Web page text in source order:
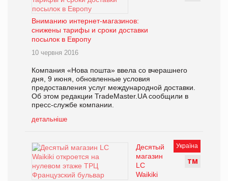
Вниманию интернет-магазинов:
снижены тарифы и сроки доставки
посылок в Европу
10 червня 2016
Компания «Нова пошта» ввела со вчерашнего
дня, 9 июня, обновленные условия
предоставления услуг международной доставки.
Об этом редакции TradeMaster.UA сообщили в
пресс-службе компании.
детальніше
Україна
ТМ
Десятый
магазин
LC
Waikiki